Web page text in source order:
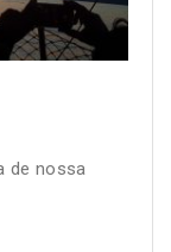
de nossa